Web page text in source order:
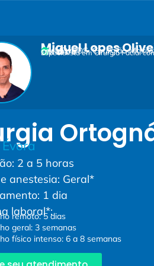
Miguel Lopes
MD, DDS, Cirurgião
OM 50178
Especialista em Cirurgia Facial
2 a 5 horas
anestesia: Geral*
1 dia
laboral*:
remoto: 5 dias
geral: 3 semanas
físico intenso: 6 a 8 semanas